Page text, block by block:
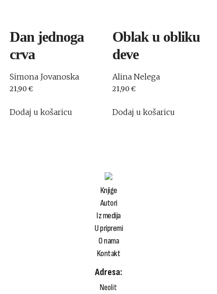
Dan jednoga
crva
Simona Jovanoska
21,90€
Dodaj u košaricu
Oblak u obliku
deve
Alina Nelega
21,90€
Dodaj u košaricu
Knjige
Autori
Iz medija
U pripremi
O nama
Kontakt
Adresa:
Neolit